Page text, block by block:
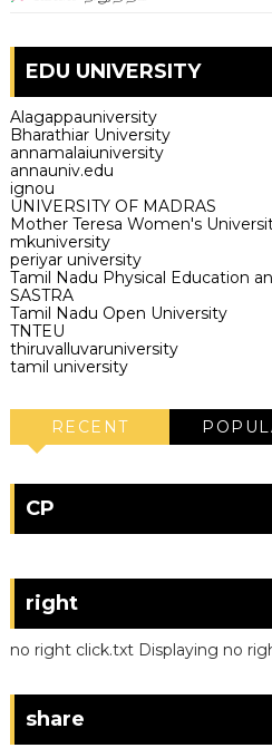
EDU UNIVERSITY
Alagappauniversity
Bharathiar University
annamalaiuniversity
annauniv.edu
ignou
UNIVERSITY OF MADRAS
Mother Teresa Women's
mkuniversity
periyar university
Tamil Nadu Physical Education
SASTRA
Tamil Nadu Open University
TNTEU
thiruvalluvaruniversity
tamil university
RECENT
CP
right
no right click.txt Displaying no
share